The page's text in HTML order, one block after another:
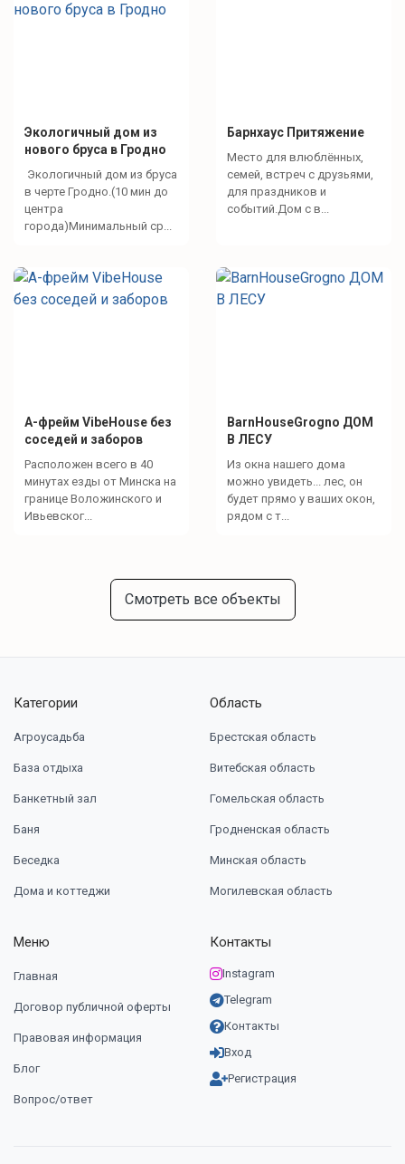
Экологичный дом из
нового бруса в Гродно
Экологичный дом из бруса
в черте Гродно.(10 мин до
центра
города)Минимальный ср...
Барнхаус Притяжение
Место для влюблённых,
семей, встреч с друзьями,
для праздников и
событий.Дом с в...
А-фрейм VibeHouse без
соседей и заборов
Расположен всего в 40
минутах езды от Минска на
границе Воложинского и
Ивьевског...
BarnHouseGrogno ДОМ
В ЛЕСУ
Из окна нашего дома
можно увидеть... лес, он
будет прямо у ваших окон,
рядом с т...
Смотреть все объекты
Категории
Агроусадьба
База отдыха
Банкетный зал
Баня
Беседка
Дома и коттеджи
Область
Брестская область
Витебская область
Гомельская область
Гродненская область
Минская область
Могилевская область
Меню
Главная
Договор публичной оферты
Правовая информация
Блог
Вопрос/ответ
Контакты
Instagram
Telegram
Контакты
Вход
Регистрация